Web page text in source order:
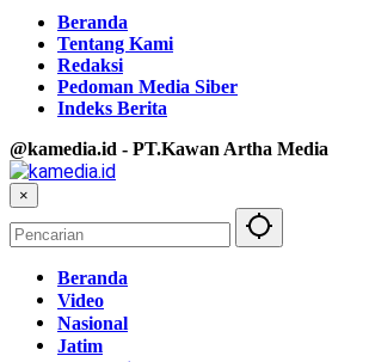
Beranda
Tentang Kami
Redaksi
Pedoman Media Siber
Indeks Berita
@kamedia.id - PT.Kawan Artha Media
×
Beranda
Video
Nasional
Jatim